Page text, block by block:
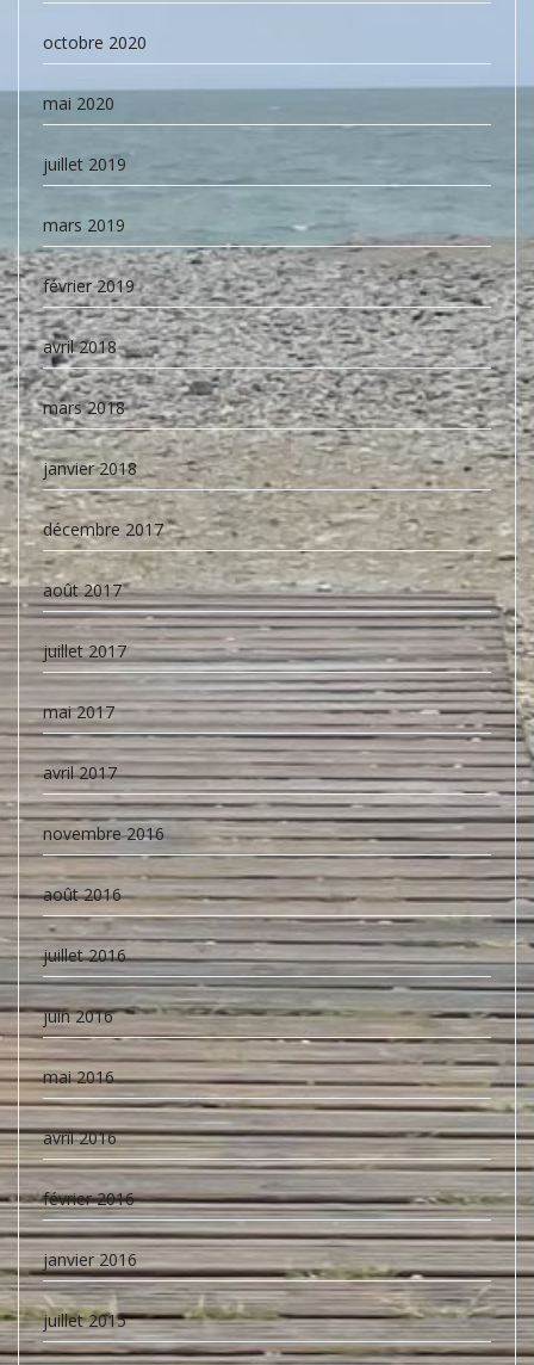
octobre 2020
mai 2020
juillet 2019
mars 2019
février 2019
avril 2018
mars 2018
janvier 2018
décembre 2017
août 2017
juillet 2017
mai 2017
avril 2017
novembre 2016
août 2016
juillet 2016
juin 2016
mai 2016
avril 2016
février 2016
janvier 2016
juillet 2015